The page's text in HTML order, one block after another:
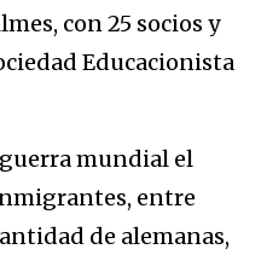
con 25 socios y
Educacionista
mundial el
entre
de alemanas,